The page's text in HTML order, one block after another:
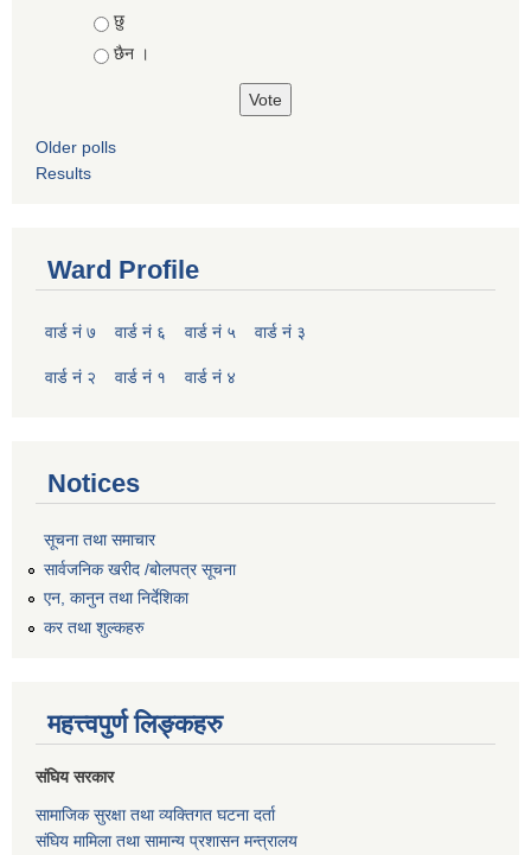
Choices
छु
छैन ।
Older polls
Results
Ward Profile
वार्ड नं ७ वार्ड नं ६ वार्ड नं ५ वार्ड नं ३
वार्ड नं २ वार्ड नं १ वार्ड नं ४
Notices
सूचना तथा समाचार
सार्वजनिक खरीद /बोलपत्र सूचना
एन, कानुन तथा निर्देशिका
कर तथा शुल्कहरु
महत्त्वपुर्ण लिङ्कहरु
संघिय सरकार
सामाजिक सुरक्षा तथा व्यक्तिगत घटना दर्ता
संघिय मामिला तथा सामान्य प्रशासन मन्त्रालय